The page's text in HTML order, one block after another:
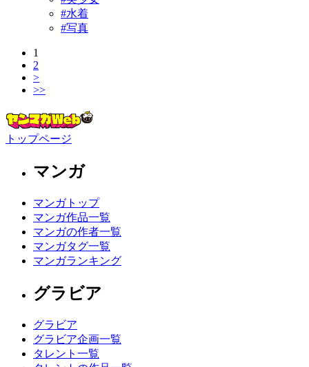
#水着
#写真
1
2
>
>>
トップページ
マンガ
マンガトップ
マンガ作品一覧
マンガの作者一覧
マンガタグ一覧
マンガランキング
グラビア
グラビア
グラビア企画一覧
タレント一覧